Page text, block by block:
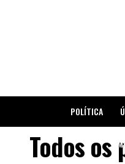
POLÍTICA
Todos